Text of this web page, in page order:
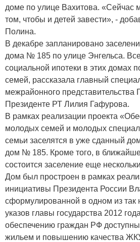
доме по улице Вахитова. «Сейчас
том, чтобы и детей завести», -
Полина.
В декабре запланировано
дома № 185 по улице Энгельса.
социальной ипотеки в этих домах
семей, рассказала главный
межрайонного представительства
Президенте РТ Лилия Гафурова.
В рамках реализации проекта
молодых семей и молодых
семьи заселятся в уже сданный
дом № 185. Кроме того, в
состоится заселение еще
Дом был простроен в рамках
инициативы Президента России
сформулированной в одном из
указов главы государства 2012
обеспечению граждан РФ
жильем и повышению качества